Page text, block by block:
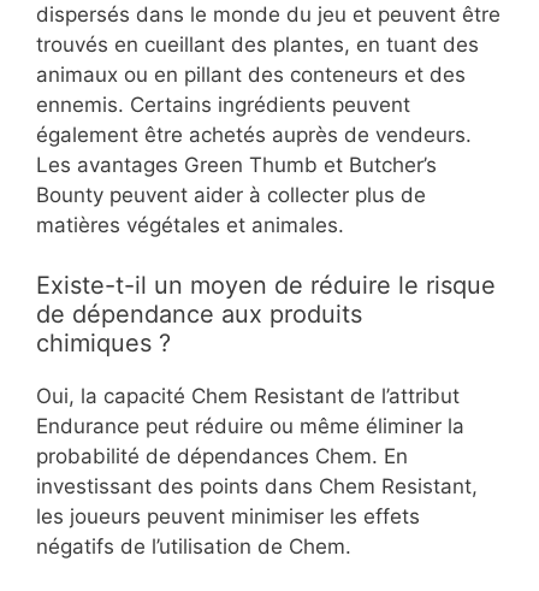
dispersés dans le monde du jeu et peuvent être
trouvés en cueillant des plantes, en tuant des
animaux ou en pillant des conteneurs et des
ennemis. Certains ingrédients peuvent
également être achetés auprès de vendeurs.
Les avantages Green Thumb et Butcher’s
Bounty peuvent aider à collecter plus de
matières végétales et animales.
Existe-t-il un moyen de réduire le risque
de dépendance aux produits
chimiques ?
Oui, la capacité Chem Resistant de l’attribut
Endurance peut réduire ou même éliminer la
probabilité de dépendances Chem. En
investissant des points dans Chem Resistant,
les joueurs peuvent minimiser les effets
négatifs de l’utilisation de Chem.